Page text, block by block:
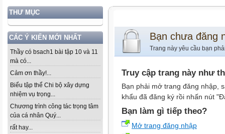
THƯ MỤC
CÁC Ý KIẾN MỚI NHẤT
Thầy có bsach1 bài tập 10 và 11
mà có...
Cảm ơn thầy!...
Biểu tập thể Chi bộ xây dựng
nhiệm vụ trọng...
Chương trình công tác trọng tâm
của cá nhân Quý...
rất hay...
Bạn chưa đăng
Trang này yêu cầu bạn
Truy cập trang này như
Bạn phải mở trang đăng nhập,
khẩu đã đăng ký rồi nhấn nút
Bạn làm gì tiếp theo?
Mở trang đăng nhập